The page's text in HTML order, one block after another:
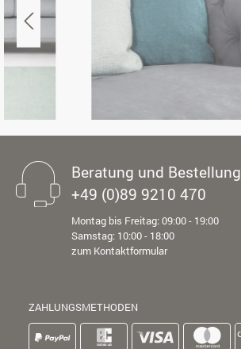
Beratung und Bestellung
+49 (0)89 9210 470
Montag bis Freitag: 09:00 - 19:00
Samstag: 10:00 - 18:00
zum Kontaktformular
ZAHLUNGSMETHODEN